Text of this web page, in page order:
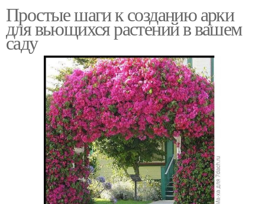
Простые шаги к созданию арки
для вьющихся растений в вашем
саду